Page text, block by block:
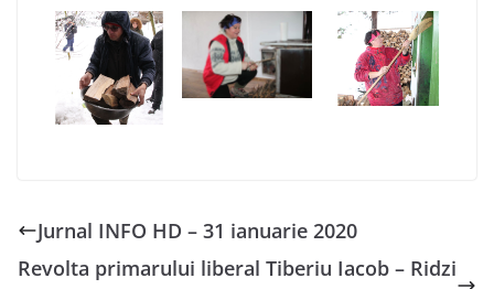
Jurnal INFO HD – 31 ianuarie 2020
Revolta primarului liberal Tiberiu Iacob – Ridzi